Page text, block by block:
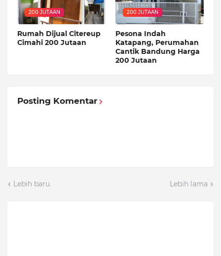
200 JUTAAN
Rumah Dijual Citereup
Cimahi 200 Jutaan
200 JUTAAN
Pesona Indah
Katapang, Perumahan
Cantik Bandung Harga
200 Jutaan
Posting Komentar
Lebih baru Lebih lama